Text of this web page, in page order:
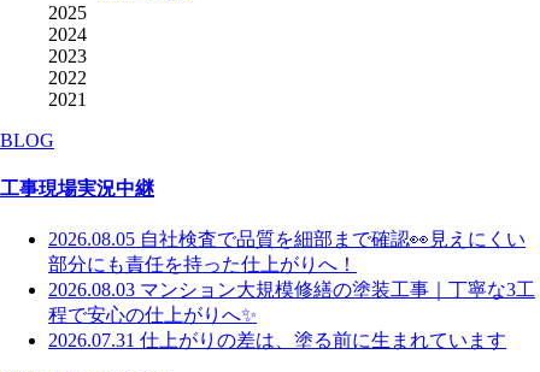
2025
2024
2023
2022
2021
BLOG
工事現場実況中継
2026.08.05 自社検査で品質を細部まで確認👀見えにくい
部分にも責任を持った仕上がりへ！
2026.08.03 マンション大規模修繕の塗装工事｜丁寧な3工
程で安心の仕上がりへ✨
2026.07.31 仕上がりの差は、塗る前に生まれています